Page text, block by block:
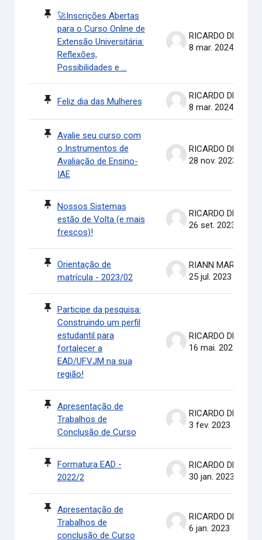
🚀Inscrições Abertas
para o Curso Online de
Extensão Universitária:
Reflexões,
Possibilidades e ...
8 mar. 2024
Feliz dia das Mulheres
8 mar. 2024
Avalie seu curso com
o Instrumentos de
Avaliação de Ensino-
IAE
28 nov. 2023
Nossos Sistemas
estão de Volta (e mais
frescos)!
26 set. 2023
Orientação de
matrícula - 2023/02
25 jul. 2023
Participe da pesquisa:
Construindo um perfil
estudantil para
fortalecer a
EAD/UFVJM na sua
região!
16 mai. 2023
Apresentação de
Trabalhos de
Conclusão de Curso
3 fev. 2023
Formatura EAD -
2022/2
30 jan. 2023
Apresentação de
Trabalhos de
conclusão de Curso
6 jan. 2023